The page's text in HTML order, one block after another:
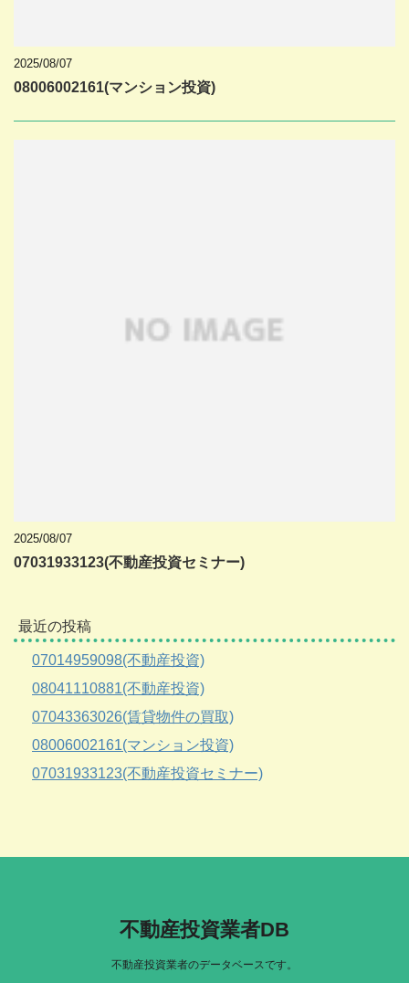
2025/08/07
08006002161(マンション投資)
2025/08/07
07031933123(不動産投資セミナー)
最近の投稿
07014959098(不動産投資)
08041110881(不動産投資)
07043363026(賃貸物件の買取)
08006002161(マンション投資)
07031933123(不動産投資セミナー)
不動産投資業者DB
不動産投資業者のデータベースです。